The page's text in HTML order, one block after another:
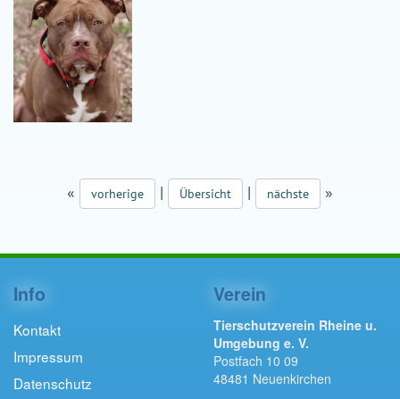
« vorherige | Übersicht | nächste »
Info
Kontakt
Impressum
Datenschutz
Verein
Tierschutzverein Rheine u.
Umgebung e. V.
Postfach 10 09
48481 Neuenkirchen